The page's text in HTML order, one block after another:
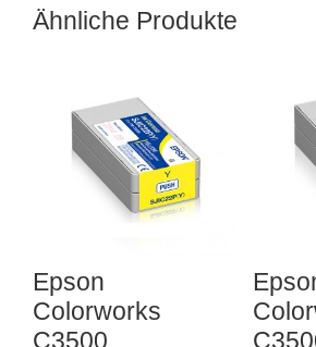
Ähnliche Produkte
Epson
Colorworks
C3500